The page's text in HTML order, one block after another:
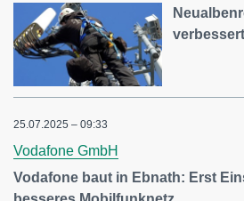
25.07.2025 – 09:33
Vodafone GmbH
Vodafone baut in Ebnath: Erst